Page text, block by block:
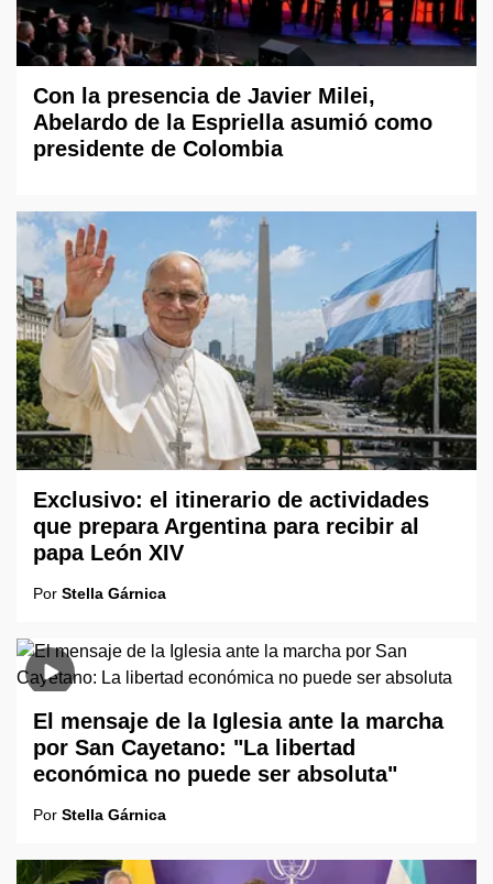
Con la presencia de Javier Milei,
Abelardo de la Espriella asumió como
presidente de Colombia
Exclusivo: el itinerario de actividades
que prepara Argentina para recibir al
papa León XIV
Por Stella Gárnica
El mensaje de la Iglesia ante la marcha
por San Cayetano: "La libertad
económica no puede ser absoluta"
Por Stella Gárnica